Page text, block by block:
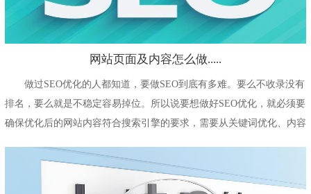
网站页面及内容怎么做.....
做过SEO优化的人都知道，要做SEO到底有多难。要么不收录没有
排名，要么就是不稳定容易掉位。所以说要想做好SEO优化，就必须要
确保优化后的网站内容符合搜索引擎的要求，需要从关键词优化、内容